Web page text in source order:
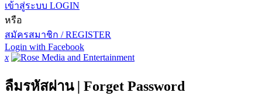
เข้าสู่ระบบ LOGIN
หรือ
สมัครสมาชิก / REGISTER
Login with Facebook
x
ลืมรหัสผ่าน | Forget Password